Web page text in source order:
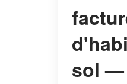
sol —